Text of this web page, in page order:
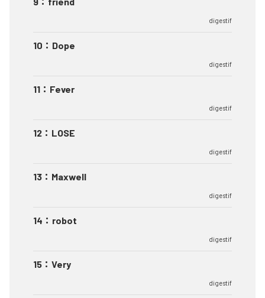
digestif
10 ： Dope
digestif
11 ： Fever
digestif
12 ： LOSE
digestif
13 ： Maxwell
digestif
14 ： robot
digestif
15 ： Very
digestif